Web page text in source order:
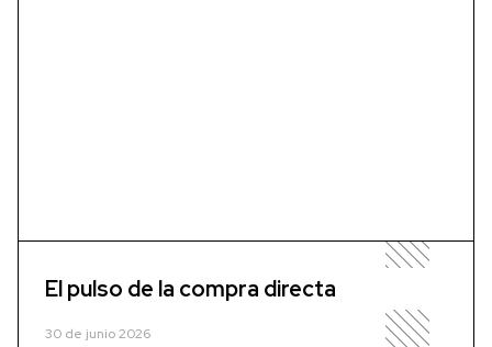
El pulso de la compra directa
30 de junio 2026